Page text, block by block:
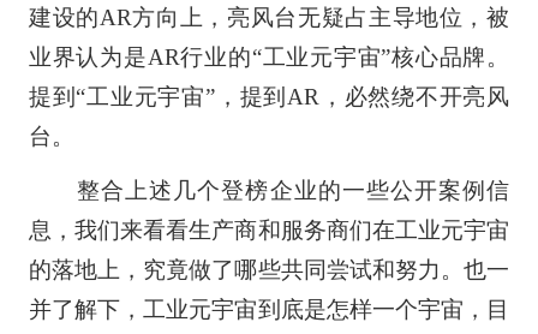
建设的AR方向上，亮风台无疑占主导地位，被
业界认为是AR行业的“工业元宇宙”核心品牌。
提到“工业元宇宙”，提到AR，必然绕不开亮风
台。
整合上述几个登榜企业的一些公开案例信
息，我们来看看生产商和服务商们在工业元宇宙
的落地上，究竟做了哪些共同尝试和努力。也一
并了解下，工业元宇宙到底是怎样一个宇宙，目